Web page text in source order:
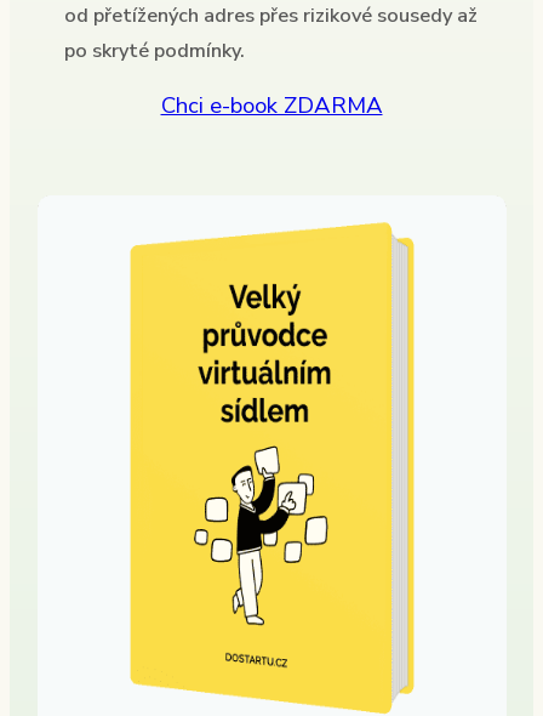
od přetížených adres přes rizikové sousedy až
po skryté podmínky.
Chci e-book ZDARMA